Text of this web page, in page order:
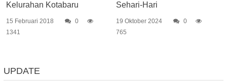
Kelurahan Kotabaru
15 Februari 2018
0
1341
Sehari-Hari
19 Oktober 2024
0
765
UPDATE